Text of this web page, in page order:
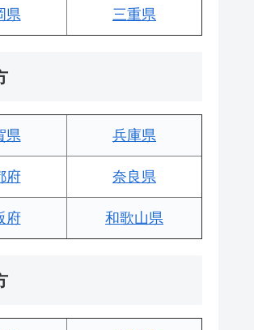
県 三重県
県 兵庫県
府 奈良県
府 和歌山県